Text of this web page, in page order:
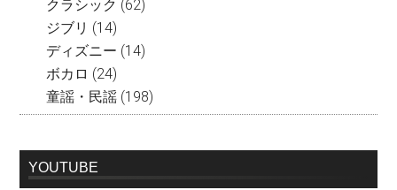
クラシック (62)
ジブリ (14)
ディズニー (14)
ボカロ (24)
童謡・民謡 (198)
YOUTUBE